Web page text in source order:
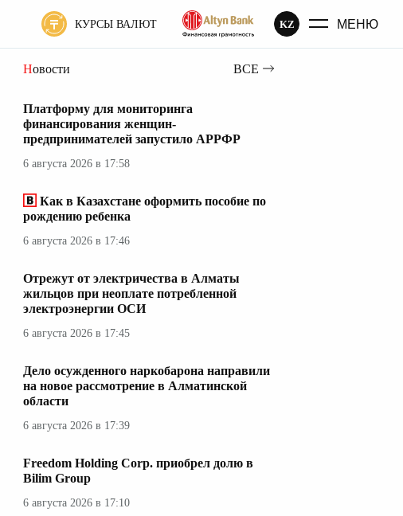
КУРСЫ ВАЛЮТ KZ МЕНЮ
Новости ВСЕ
Платформу для мониторинга
финансирования женщин-
предпринимателей запустило АРРФР
6 августа 2026 в 17:58
Как в Казахстане оформить пособие по
рождению ребенка
6 августа 2026 в 17:46
Отрежут от электричества в Алматы
жильцов при неоплате потребленной
электроэнергии ОСИ
6 августа 2026 в 17:45
Дело осужденного наркобарона направили
на новое рассмотрение в Алматинской
области
6 августа 2026 в 17:39
Freedom Holding Corp. приобрел долю в
Bilim Group
6 августа 2026 в 17:10